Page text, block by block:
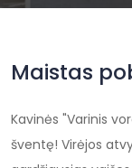
Maistas
Kavinės "Varinis
šventę! Virėjos